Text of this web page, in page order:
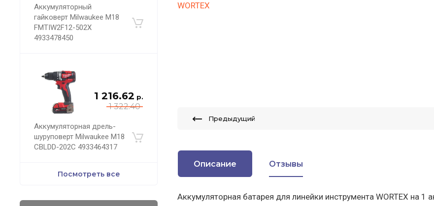
Аккумуляторный
гайковерт Milwaukee M18
FMTIW2F12-502X
4933478450
1 322.40
1 216.62 р.
Аккумуляторная дрель-
шуруповерт Milwaukee M18
CBLDD-202C 4933464317
Посмотреть все
WORTEX
Предыдущий
Описание Отзывы
Аккумуляторная батарея для линейки инструмента WORTEX на 1